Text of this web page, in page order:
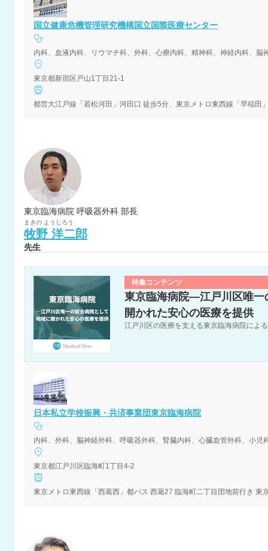
国立健康危機管理研究機構国立国際医療センター
内科、血液内科、リウマチ科、外科、心療内科、精神科、神経内科、
東京都新宿区戸山1丁目21-1
都営大江戸線「若松河田」河田口 徒歩5分、東京メトロ東西線「早稲田
東京臨海病院 呼吸器外科 部長
まきの ようじろう
牧野 洋二郎
先生
特集コンテンツ
東京臨海病院―江戸川区唯一
開かれた安心の医療を提供
江戸川区の医療を支える東京臨海病院によ
日本私立学校振興・共済事業団東京臨海病院
内科、外科、脳神経外科、呼吸器外科、腎臓内科、心臓血管外科、小
東京都江戸川区臨海町1丁目4-2
東京メトロ東西線「西葛西」都バス 西葛27 臨海町二丁目団地前行き